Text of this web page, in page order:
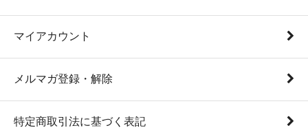
マイアカウント
メルマガ登録・解除
特定商取引法に基づく表記